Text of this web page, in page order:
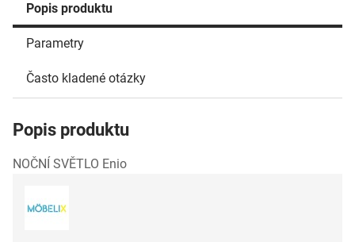
Popis produktu
Parametry
Často kladené otázky
Popis produktu
NOČNÍ SVĚTLO Enio